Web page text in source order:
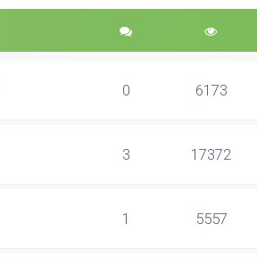
0 6173
3 17372
1 5557